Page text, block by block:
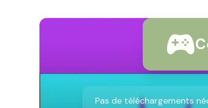
Pas de téléchargements